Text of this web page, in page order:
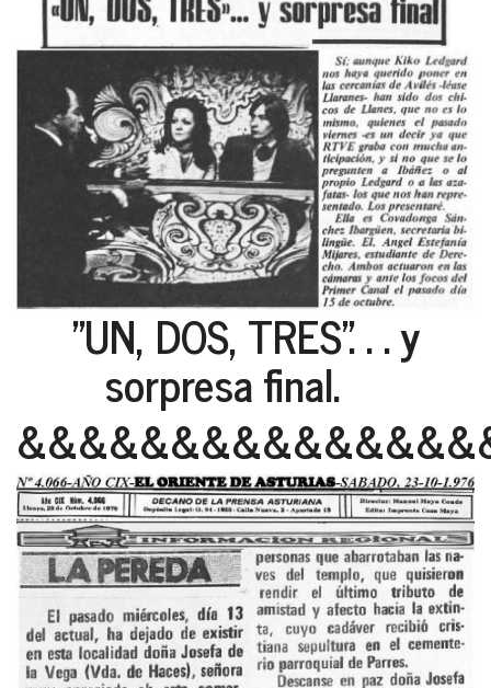
"UN, DOS, TRES". . . y
sorpresa final.